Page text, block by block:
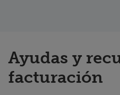
Ayudas y
facturación